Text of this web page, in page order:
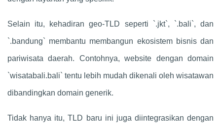
Selain itu, kehadiran geo-TLD seperti `.jkt`, `.bali`, dan
`.bandung` membantu membangun ekosistem bisnis dan
pariwisata daerah. Contohnya, website dengan domain
`wisatabali.bali` tentu lebih mudah dikenali oleh wisatawan
dibandingkan domain generik.
Tidak hanya itu, TLD baru ini juga diintegrasikan dengan